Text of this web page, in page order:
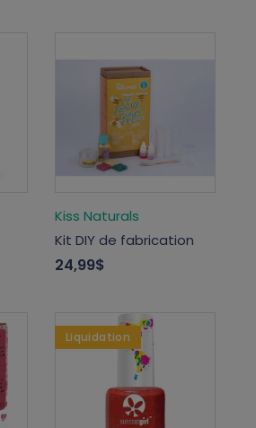
Kiss Naturals
Kit DIY de fabrication
24,99$
Liquidation